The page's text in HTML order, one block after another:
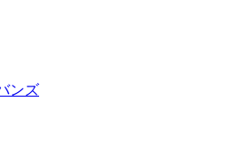
ンズ